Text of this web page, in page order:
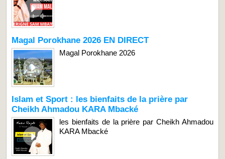
Magal Porokhane 2026 EN DIRECT
Magal Porokhane 2026
Islam et Sport : les bienfaits de la prière par
Cheikh Ahmadou KARA Mbacké
les bienfaits de la prière par Cheikh Ahmadou
KARA Mbacké